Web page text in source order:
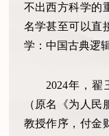
不出西方科学的
名学甚至可以直
学：中国古典逻
2024年，翟
（原名《为人
教授作序，付金